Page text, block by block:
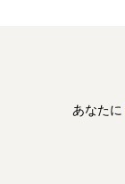
あなたに